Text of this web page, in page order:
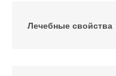
Лечебные свойства